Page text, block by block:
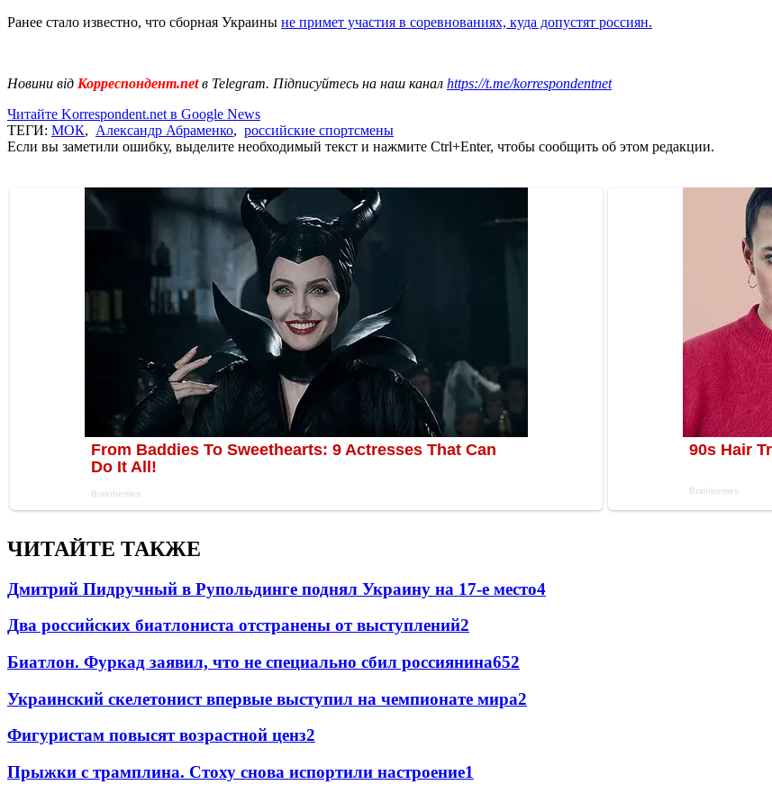
Ранее стало известно, что сборная Украины не примет участия в соревнованиях, куда допустят россиян.
Новини від Корреспондент.netв Telegram. Підписуйтесь на наш канал https://t.me/korrespondentnet
Читайте Korrespondent.net в Google News
ТЕГИ: МОК, Александр Абраменко, российские спортсмены
Если вы заметили ошибку, выделите необходимый текст и нажмите Ctrl+Enter, чтобы сообщить об этом редакции.
ЧИТАЙТЕ ТАКЖЕ
Дмитрий Пидручный в Рупольдинге поднял Украину на 17-е место4
Два российских биатлониста отстранены от выступлений2
Биатлон. Фуркад заявил, что не специально сбил россиянина652
Украинский скелетонист впервые выступил на чемпионате мира2
Фигуристам повысят возрастной ценз2
Прыжки с трамплина. Стоху снова испортили настроение1